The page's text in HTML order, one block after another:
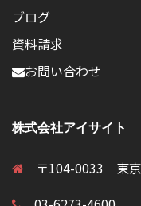
ブログ
資料請求
お問い合わせ
株式会社アイサイト
〒104-0033 東